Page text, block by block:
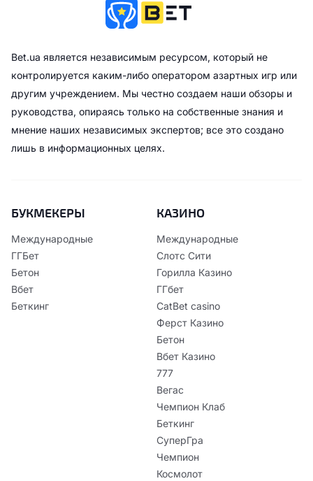
Bet.ua является независимым ресурсом, который не
контролируется каким-либо оператором азартных игр или
другим учреждением. Мы честно создаем наши обзоры и
руководства, опираясь только на собственные знания и
мнение наших независимых экспертов; все это создано
лишь в информационных целях.
БУКМЕКЕРЫ
Международные
ГГБет
Бетон
Вбет
Беткинг
КАЗИНО
Международные
Слотс Сити
Горилла Казино
ГГбет
CatBet casino
Ферст Казино
Бетон
Вбет Казино
777
Вегас
Чемпион Клаб
Беткинг
СуперГра
Чемпион
Космолот